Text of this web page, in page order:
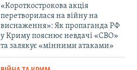
«Короткострокова акція
перетворилася на війну на
виснаження»: Як пропаганда РФ
у Криму пояснює невдачі «СВО»
та залякує «мінними атаками»